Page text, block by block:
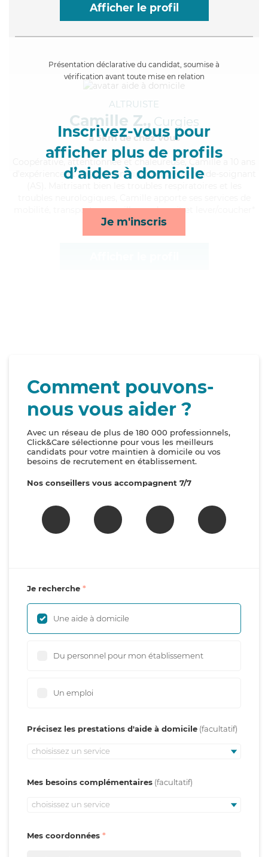
Afficher le profil
Présentation déclarative du candidat, soumise à
vérification avant toute mise en relation
Inscrivez-vous pour
afficher plus de profils
d’aides à domicile
Je m'inscris
ALTRUISTE
Camille Z., Curgies
à 5km de chez Vous
, attentionnée et chaleureuse, Camille a 10 ans
d'expérience et possède un diplôme d'Etat d'aide-soignant
mobilité, transports, surveillance de nuit et lever/coucher*
Comment pouvons-
nous vous aider ?
Avec un réseau de plus de 180 000 professionnels,
Click&Care sélectionne pour vous les meilleurs
candidats pour votre maintien à domicile ou vos
besoins de recrutement en établissement.
Nos conseillers vous accompagnent 7/7
Je recherche
Une aide à domicile
Du personnel pour mon établissement
Un emploi
Précisez les prestations d'aide à domicile
choisissez un service
Mes besoins complémentaires
choisissez un service
Mes coordonnées